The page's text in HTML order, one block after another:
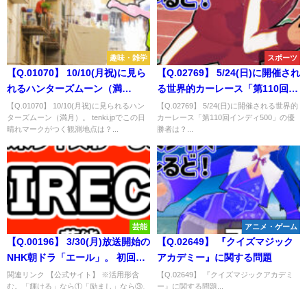
趣味・雑学
【Q.01070】 10/10(月祝)に見ら
れるハンターズムーン（満
月）。 tenki.jpでこの日晴れマー
クがつく観測地点は？
【Q.01070】 10/10(月祝)に見られるハン
ターズムーン（満月）。 tenki.jpでこの日
晴れマークがつく観測地点は？...
スポーツ
【Q.02769】 5/24(日)に開催され
る世界的カーレース「第110回イ
ンディ500」の優勝者は？
【Q.02769】 5/24(日)に開催される世界的
カーレース「第110回インディ500」の優
勝者は？...
芸能
【Q.00196】 3/30(月)放送開始の
NHK朝ドラ「エール」。 初回放
送時、主題歌「星影のエール」
関連リンク 【公式サイト】 ※活用形含
む。「輝ける」なら①「励まし」なら③、
アニメ・ゲーム
【Q.02649】 『クイズマジック
アカデミー』に関する問題
【Q.02649】 『クイズマジックアカデミ
ー』に関する問題...